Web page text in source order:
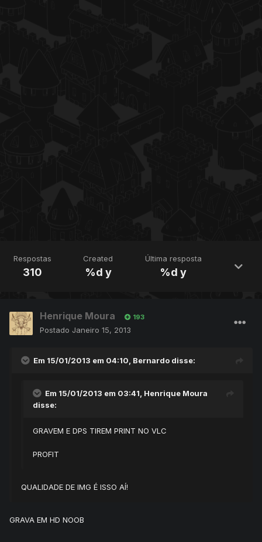
Respostas
310
Created
%d y
Última resposta
%d y
Henrique Moura 193
Postado Janeiro 15, 2013
Em 15/01/2013 em 04:10, Bernardo disse:
Em 15/01/2013 em 03:41, Henrique Moura
disse:
GRAVEM E DPS TIREM PRINT NO VLC
PROFIT
QUALIDADE DE IMG É ISSO AÍ!
GRAVA EM HD NOOB